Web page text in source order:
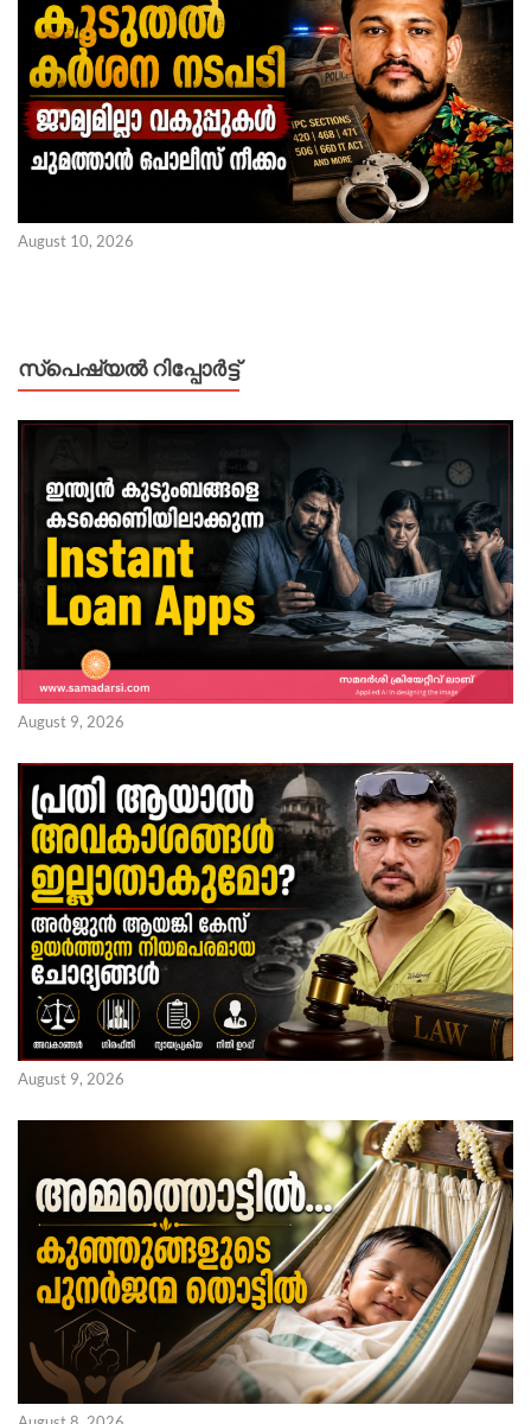
August 10, 2026
സ്പെഷ്യൽ റിപ്പോര്‍ട്ട്
August 9, 2026
August 9, 2026